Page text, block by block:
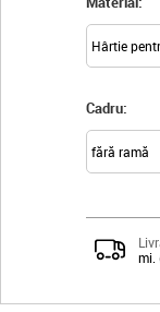
Cadru:
mi.